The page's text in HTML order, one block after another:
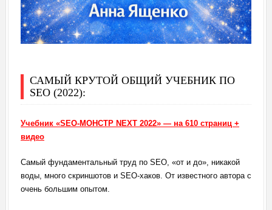
САМЫЙ КРУТОЙ ОБЩИЙ УЧЕБНИК ПО
SEO (2022):
Учебник «SEO-МОНСТР NEXT 2022» — на 610 страниц +
видео
Самый фундаментальный труд по SEO, «от и до», никакой
воды, много скриншотов и SEO-хаков. От известного автора с
очень большим опытом.